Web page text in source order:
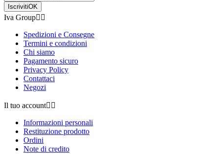
IscrivitiOK
Iva Group 
Spedizioni e Consegne
Termini e condizioni
Chi siamo
Pagamento sicuro
Privacy Policy
Contattaci
Negozi
Il tuo account 
Informazioni personali
Restituzione prodotto
Ordini
Note di credito